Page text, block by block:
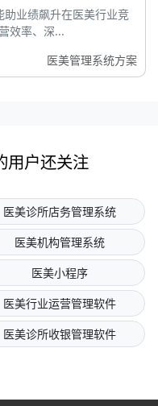
业绩飙升在医美行业竞
效率、深...
医美管理系统方案
用户还关注
医美诊所店务管理系统
医美机构管理系统
医美小程序
医美行业运营管理软件
医美诊所收银管理软件